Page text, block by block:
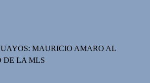
MAURICIO AMARO AL
DE LA MLS